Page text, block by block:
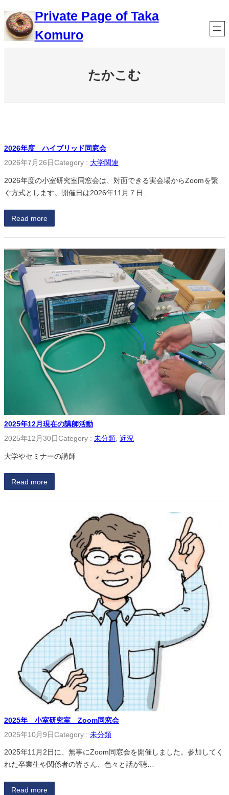
内
容
を
ス
Private Page of Taka
Komuro
たかこむ
2026年度 ハイブリッド同窓会
2026年7月26日Category : 大学関連
2026年度の小室研究室同窓会は、対面できる実会場からZoomを繋
ぐ方式とします。開催日は2026年11月７日…
Read more
2025年12月現在の講師活動
2025年12月30日Category : 未分類, 近況
大学やセミナーの講師
Read more
2025年 小室研究室 Zoom同窓会
2025年10月9日Category : 未分類
2025年11月2日に、無事にZoom同窓会を開催しました。参加してく
れた卒業生や関係者の皆さん、色々と話が聴…
Read more